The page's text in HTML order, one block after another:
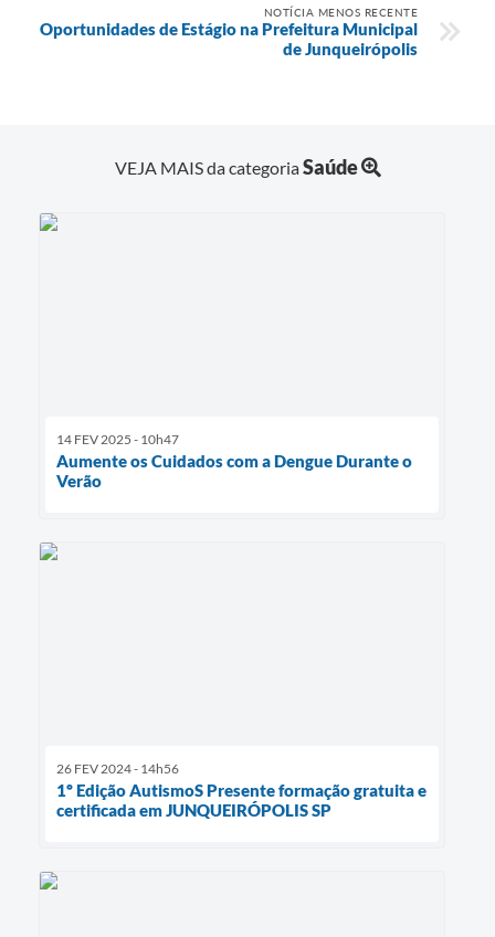
NOTÍCIA MENOS RECENTE
Oportunidades de Estágio na Prefeitura Municipal
de Junqueirópolis
VEJA MAIS da categoriaSaúde
14 FEV 2025 - 10h47
Aumente os Cuidados com a Dengue Durante o
Verão
26 FEV 2024 - 14h56
1º Edição AutismoS Presente formação gratuita e
certificada em JUNQUEIRÓPOLIS SP